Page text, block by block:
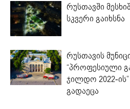
რუსთავში
სკვერი გაიხსნა
რუსთავის
“პროფესიული
ჯილდო 2022-
გადაეცა